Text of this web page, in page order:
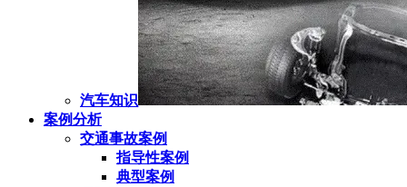
汽车知识
案例分析
交通事故案例
指导性案例
典型案例